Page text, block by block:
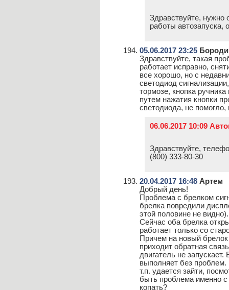
Здравствуйте, нужно
работы автозапуска,
05.06.2017 23:25
Здравствуйте, такая
работает исправно,
все хорошо, но с
светодиод
тормозе, кнопка
путем нажатия кнопки
светодиода, не
06.06.2017 10:09
Здравствуйте,
(800) 333-80-30
20.04.2017 16:48 Артем
Добрый день!
Проблема с брелком
брелка повредили
этой половине не
Сейчас оба брелка
работает только со
Причем на новый
приходит обратная
двигатель не
выполняет без
т.п. удается зайти,
быть проблема именно с
копать?